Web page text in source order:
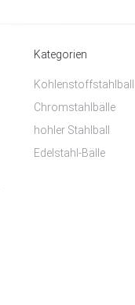
Kategorien
Edelstahl-Bälle
Kohlenstoffstahlball
Chromstahlbälle
hohler Stahlball